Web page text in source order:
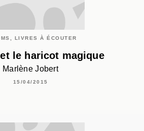
LIVRES À ÉCOUTER
le haricot magique
Marlène Jobert
15/04/2015